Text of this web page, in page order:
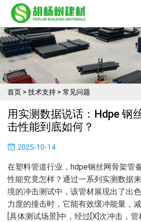
首页 > 技术支持 > 常见问题
用实测数据说话：hdpe 钢
击性能到底如何？​
2025-10-14
在塑料管道行业，hdpe钢丝网骨架管
性能究竟怎样？通过一系列实测数据
境的冲击测试中，该管材展现出了出
力度的撞击时，它能有效缓冲能量，
[具体测试场景]中，经过[X]次冲击，